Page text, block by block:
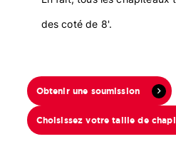
des coté de 8'.
Obtenir une soumission
Choisissez votre taille de